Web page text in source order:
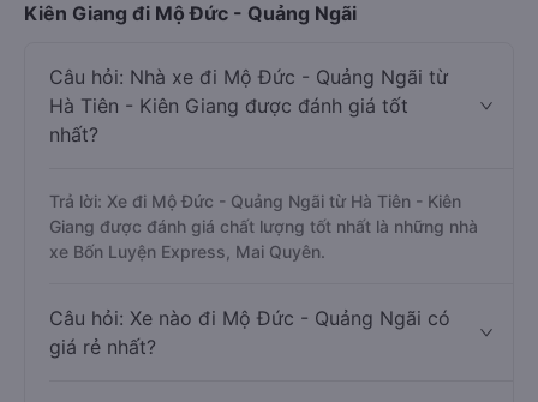
Kiên Giang đi Mộ Đức - Quảng Ngãi
Câu hỏi: Nhà xe đi Mộ Đức - Quảng Ngãi từ
Hà Tiên - Kiên Giang được đánh giá tốt
nhất?
Trả lời: Xe đi Mộ Đức - Quảng Ngãi từ Hà Tiên - Kiên
Giang được đánh giá chất lượng tốt nhất là những nhà
xe Bốn Luyện Express, Mai Quyên.
Câu hỏi: Xe nào đi Mộ Đức - Quảng Ngãi có
giá rẻ nhất?